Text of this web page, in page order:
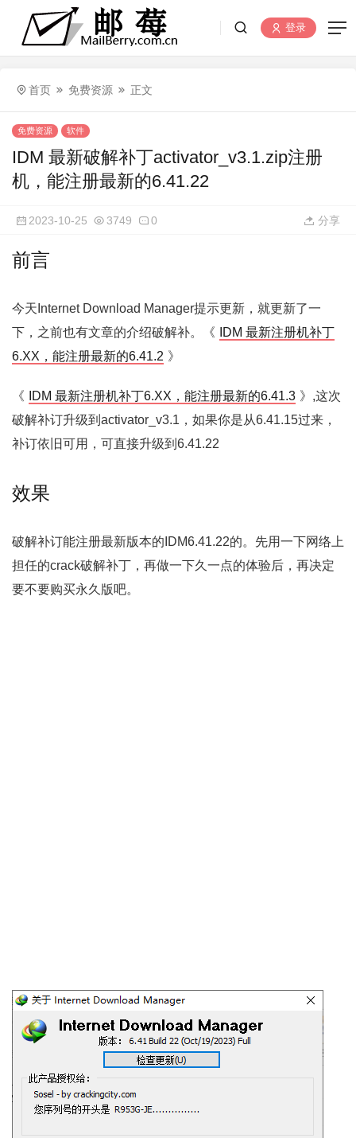
登录
首页 免费资源 正文
免费资源 软件
IDM 最新破解补丁activator_v3.1.zip注册
机，能注册最新的6.41.22
2023-10-25 3749 0 分享
前言
今天Internet Download Manager提示更新，就更新了一
下，之前也有文章的介绍破解补。《
IDM 最新注册机补丁
6.XX，能注册最新的6.41.2 》
《 IDM 最新注册机补丁6.XX，能注册最新的6.41.3 》,这次
破解补订升级到activator_v3.1，如果你是从6.41.15过来，
补订依旧可用，可直接升级到6.41.22
效果
破解补订能注册最新版本的IDM6.41.22的。先用一下网络上
担任的crack破解补丁，再做一下久一点的体验后，再决定
要不要购买永久版吧。